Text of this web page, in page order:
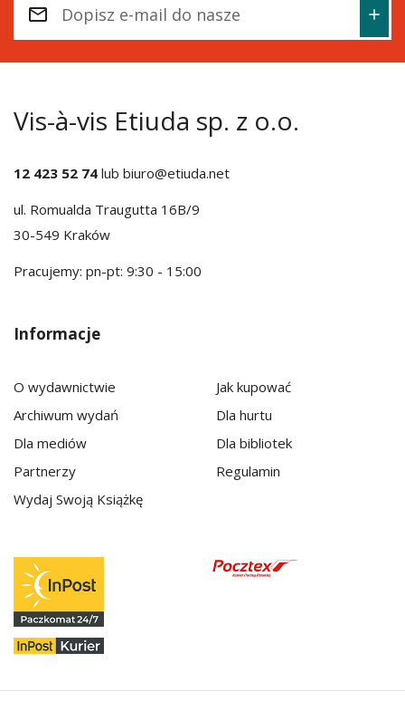
Vis-à-vis Etiuda sp. z o.o.
12 423 52 74 lub biuro@etiuda.net
ul. Romualda Traugutta 16B/9
30-549 Kraków
Pracujemy: pn-pt: 9:30 - 15:00
Informacje
O wydawnictwie
Archiwum wydań
Dla mediów
Partnerzy
Wydaj Swoją Książkę
Jak kupować
Dla hurtu
Dla bibliotek
Regulamin